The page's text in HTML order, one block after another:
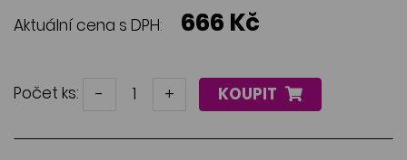
Aktuální cena s DPH:
666 Kč
Počet ks: - + KOUPIT